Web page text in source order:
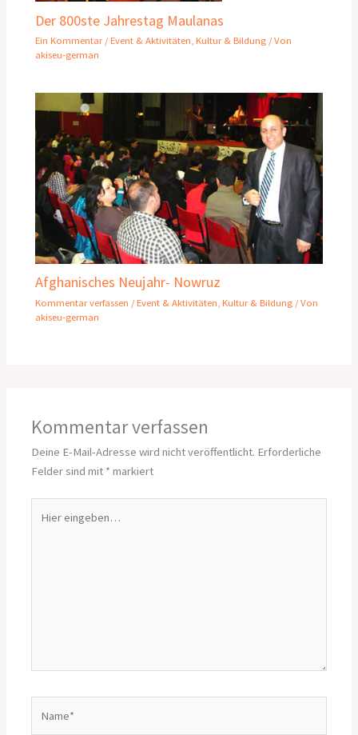
Der 800ste Jahrestag Maulanas
Ein Kommentar /Event & Aktivitäten ,Kultur & Bildung / Von
akiseu-german
Afghanisches Neujahr- Nowruz
Kommentar verfassen /Event & Aktivitäten ,Kultur & Bildung / Von
akiseu-german
Kommentar verfassen
Deine E-Mail-Adresse wird nicht veröffentlicht. Erforderliche
Felder sind mit * markiert
eingeben…